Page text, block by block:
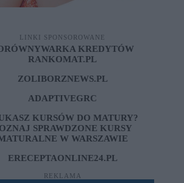
LINKI SPONSOROWANE
KREDYTÓW
RANKOMAT.PL
ZOLIBORZNEWS.PL
ADAPTIVEGRC
KURSÓW DO MATURY?
SPRAWDZONE KURSY
W WARSZAWIE
ERECEPTAONLINE24.PL
REKLAMA